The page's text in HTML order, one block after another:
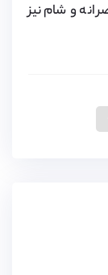
و شام نیز
آموزان و